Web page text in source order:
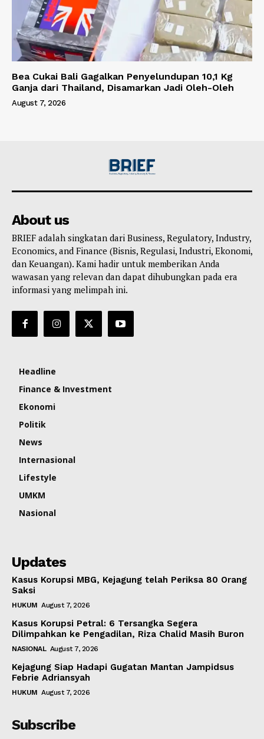
Bea Cukai Bali Gagalkan Penyelundupan 10,1 Kg
Ganja dari Thailand, Disamarkan Jadi Oleh-Oleh
August 7, 2026
About us
BRIEF adalah singkatan dari Business, Regulatory, Industry,
Economics, and Finance (Bisnis, Regulasi, Industri, Ekonomi,
dan Keuangan). Kami hadir untuk memberikan Anda
wawasan yang relevan dan dapat dihubungkan pada era
informasi yang melimpah ini.
Headline
Finance & Investment
Ekonomi
Politik
News
Internasional
Lifestyle
UMKM
Nasional
Updates
Kasus Korupsi MBG, Kejagung telah Periksa 80 Orang
Saksi
HUKUM August 7, 2026
Kasus Korupsi Petral: 6 Tersangka Segera
Dilimpahkan ke Pengadilan, Riza Chalid Masih Buron
NASIONAL August 7, 2026
Kejagung Siap Hadapi Gugatan Mantan Jampidsus
Febrie Adriansyah
HUKUM August 7, 2026
Subscribe